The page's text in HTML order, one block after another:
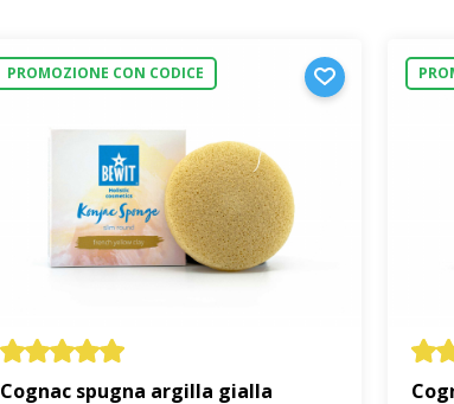
PROMOZIONE CON CODICE
Cognac spugna argilla gialla